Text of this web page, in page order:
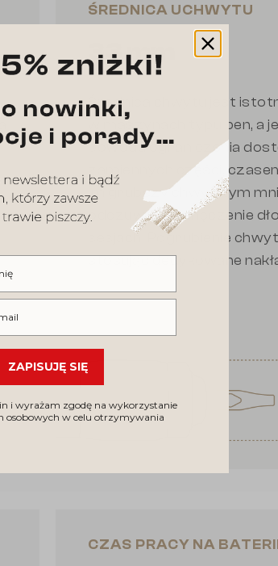
ŚREDNICA UCHWYTU
33 mm
Średnica chwytu jest
w maszynach typu pen, a
powodu ograniczenia
zamiennych części,
Im grubszy chwyt, tym
odczuwalne zmęczenie
sesjach. Pogrubienie
stosując dedykowane
CZAS PRACY NA BATERII
ZAPISUJĘ SIĘ
i wyrażam zgodę na wykorzystanie
osobowych w celu otrzymywania